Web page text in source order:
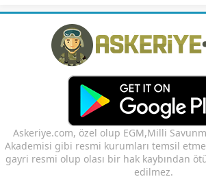
Askeriye.com, özel olup EGM,Milli
Akademisi gibi resmi kurumları temsil
gayri resmi olup olası bir hak kaybından
edilmez.